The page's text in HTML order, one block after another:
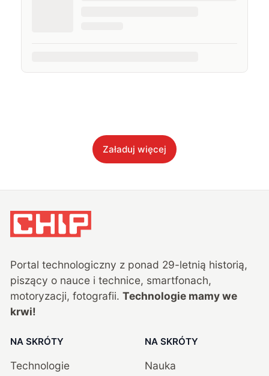
Załaduj więcej
Portal technologiczny z ponad 29-letnią historią,
piszący o nauce i technice, smartfonach,
motoryzacji, fotografii. Technologie mamy we
krwi!
NA SKRÓTY
Technologie
NA SKRÓTY
Nauka